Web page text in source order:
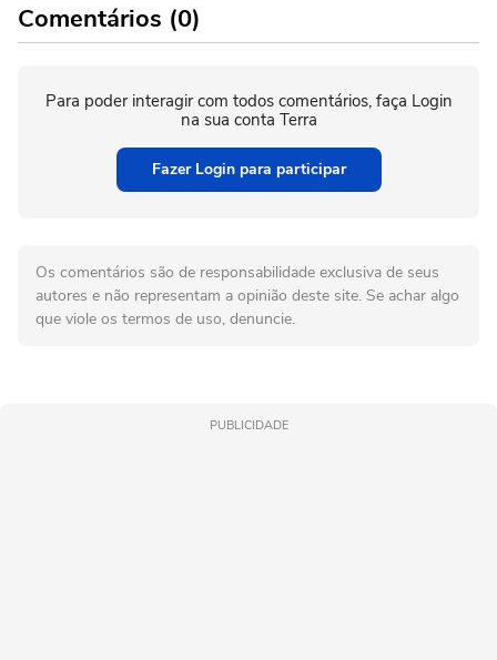
Comentários (0)
Para poder interagir com todos comentários, faça Login
na sua conta Terra
Fazer Login para participar
Os comentários são de responsabilidade exclusiva de seus
autores e não representam a opinião deste site. Se achar algo
que viole os termos de uso, denuncie.
PUBLICIDADE